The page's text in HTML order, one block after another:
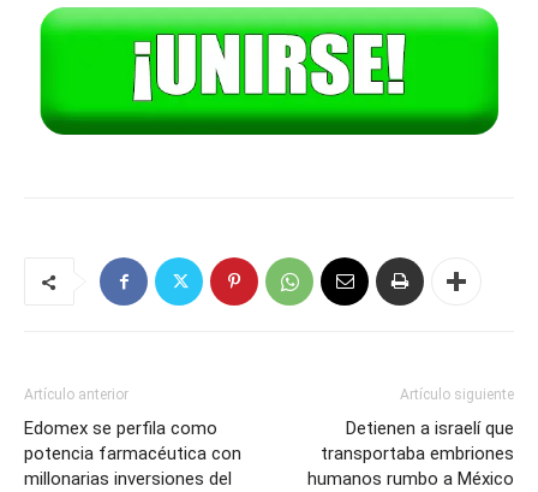
Artículo anterior
Edomex se perfila como
potencia farmacéutica con
millonarias inversiones del
Artículo siguiente
Detienen a israelí que
transportaba embriones
humanos rumbo a México